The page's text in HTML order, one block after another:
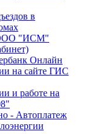
в
"ИСМ"
Онлайн
на сайте ГИС
и работе на
- Автоплатеж